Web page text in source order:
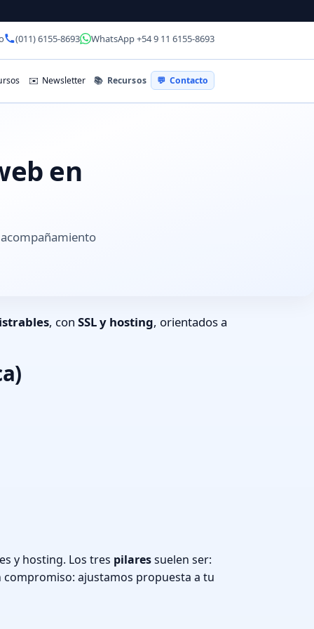
(011) 6155-8693 WhatsApp +54 9 11 6155-8693
✉️ Newsletter 📚 Recursos 💬 Contacto
en
, con SSL y hosting, orientados a
y hosting. Los tres pilaressuelen ser:
ajustamos propuesta a tu